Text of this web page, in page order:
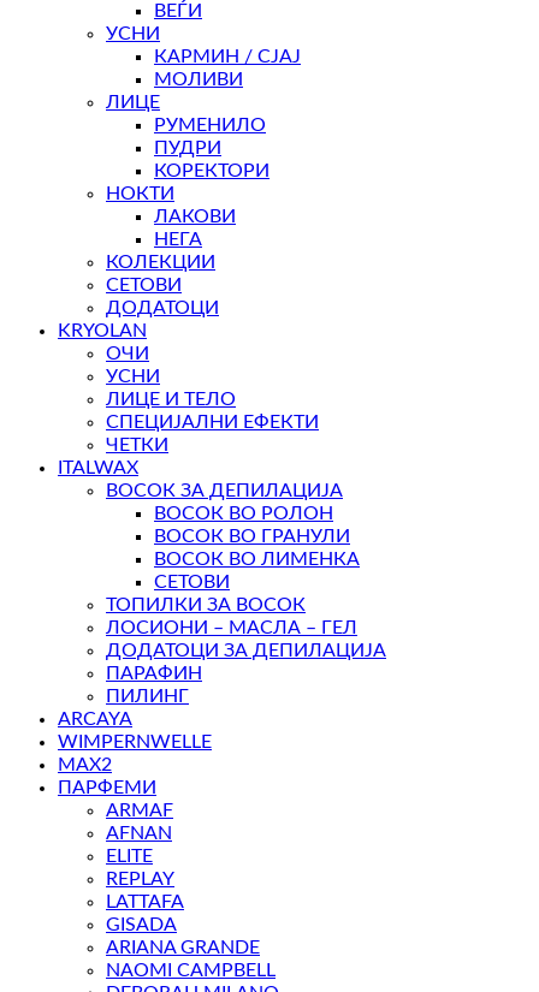
ВЕЃИ
УСНИ
КАРМИН / СЈАЈ
МОЛИВИ
ЛИЦЕ
РУМЕНИЛО
ПУДРИ
КОРЕКТОРИ
НОКТИ
ЛАКОВИ
НЕГА
КОЛЕКЦИИ
СЕТОВИ
ДОДАТОЦИ
KRYOLAN
ОЧИ
УСНИ
ЛИЦЕ И ТЕЛО
СПЕЦИЈАЛНИ ЕФЕКТИ
ЧЕТКИ
ITALWAX
ВОСОК ЗА ДЕПИЛАЦИЈА
ВОСОК ВО РОЛОН
ВОСОК ВО ГРАНУЛИ
ВОСОК ВО ЛИМЕНКА
СЕТОВИ
ТОПИЛКИ ЗА ВОСОК
ЛОСИОНИ – МАСЛА – ГЕЛ
ДОДАТОЦИ ЗА ДЕПИЛАЦИЈА
ПАРАФИН
ПИЛИНГ
ARCAYA
WIMPERNWELLE
MAX2
ПАРФЕМИ
ARMAF
AFNAN
ELITE
REPLAY
LATTAFA
GISADA
ARIANA GRANDE
NAOMI CAMPBELL